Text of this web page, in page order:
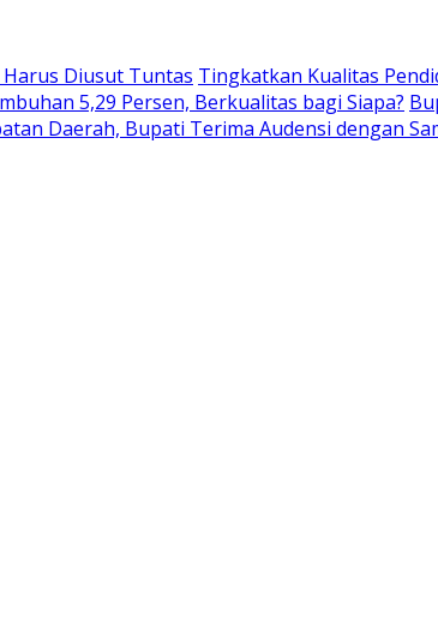
Harus Diusut Tuntas Tingkatkan Kualitas
5,29 Persen, Berkualitas bagi Siapa?
Daerah, Bupati Terima Audensi dengan